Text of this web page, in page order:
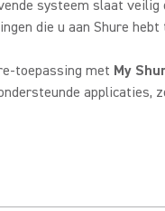
systeem slaat veilig
die u aan Shure
toepassing met My